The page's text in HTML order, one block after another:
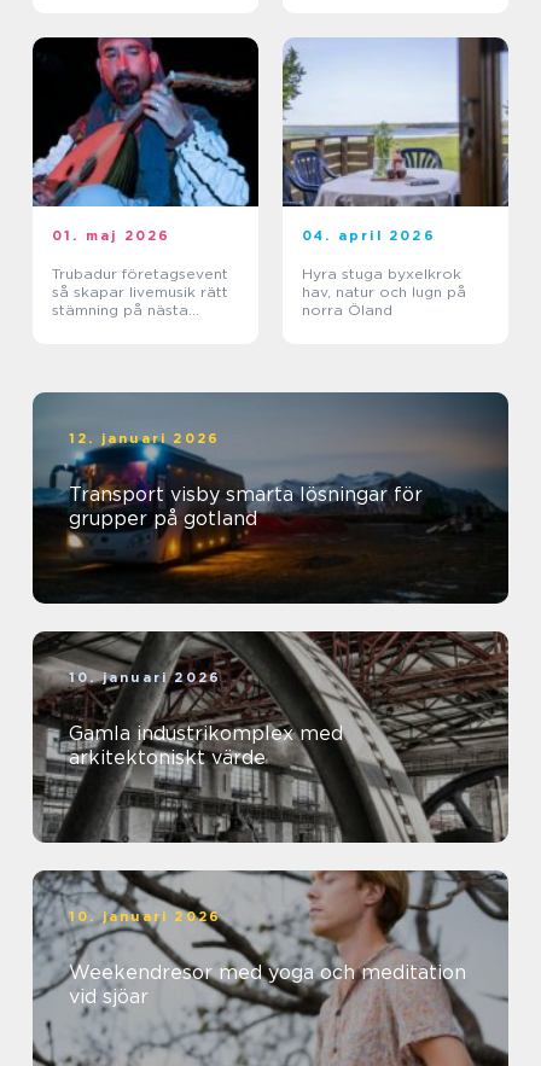
01. maj 2026
Trubadur företagsevent
så skapar livemusik rätt
stämning på nästa
04. april 2026
Hyra stuga byxelkrok
hav, natur och lugn på
norra Öland
12. januari 2026
Transport visby smarta lösningar för
grupper på gotland
10. januari 2026
Gamla industrikomplex med
arkitektoniskt värde
10. januari 2026
Weekendresor med yoga och meditation
vid sjöar